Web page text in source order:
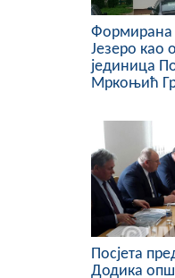
Формирана
Језеро као
јединица
Мркоњић
Посјета
Додика